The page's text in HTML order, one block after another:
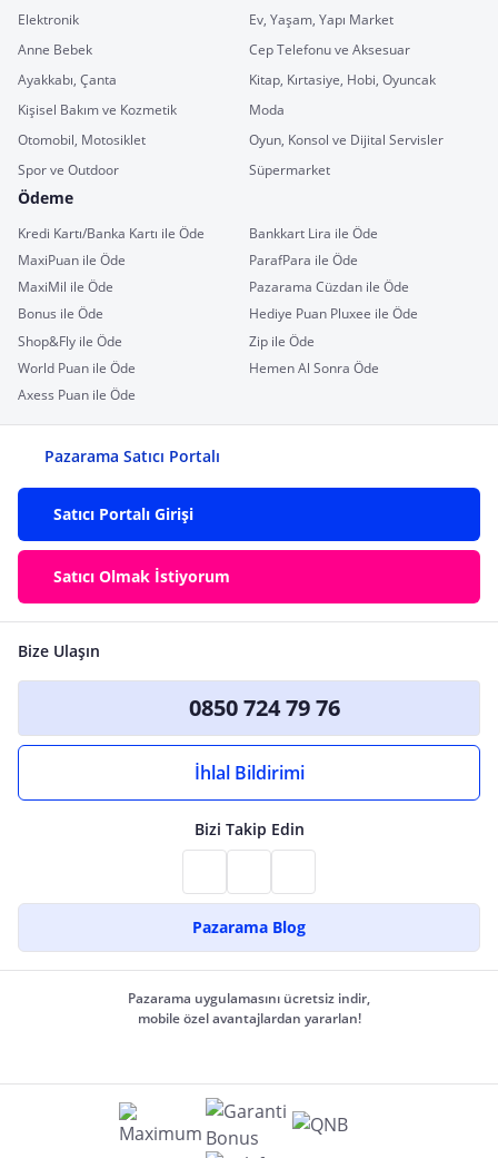
Elektronik
Ev, Yaşam, Yapı Market
Anne Bebek
Cep Telefonu ve Aksesuar
Ayakkabı, Çanta
Kitap, Kırtasiye, Hobi, Oyuncak
Kişisel Bakım ve Kozmetik
Moda
Otomobil, Motosiklet
Oyun, Konsol ve Dijital Servisler
Spor ve Outdoor
Süpermarket
Ödeme
Kredi Kartı/Banka Kartı ile Öde
Bankkart Lira ile Öde
MaxiPuan ile Öde
ParafPara ile Öde
MaxiMil ile Öde
Pazarama Cüzdan ile Öde
Bonus ile Öde
Hediye Puan Pluxee ile Öde
Shop&Fly ile Öde
Zip ile Öde
World Puan ile Öde
Hemen Al Sonra Öde
Axess Puan ile Öde
Pazarama Satıcı Portalı
Satıcı Portalı Girişi
Satıcı Olmak İstiyorum
Bize Ulaşın
0850 724 79 76
İhlal Bildirimi
Bizi Takip Edin
Pazarama Blog
Pazarama uygulamasını ücretsiz indir,
mobile özel avantajlardan yararlan!